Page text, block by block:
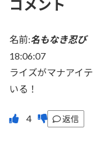
コメント
名前:名もなき忍び
18:06:07
ライズがマナアイ
いる！
返信